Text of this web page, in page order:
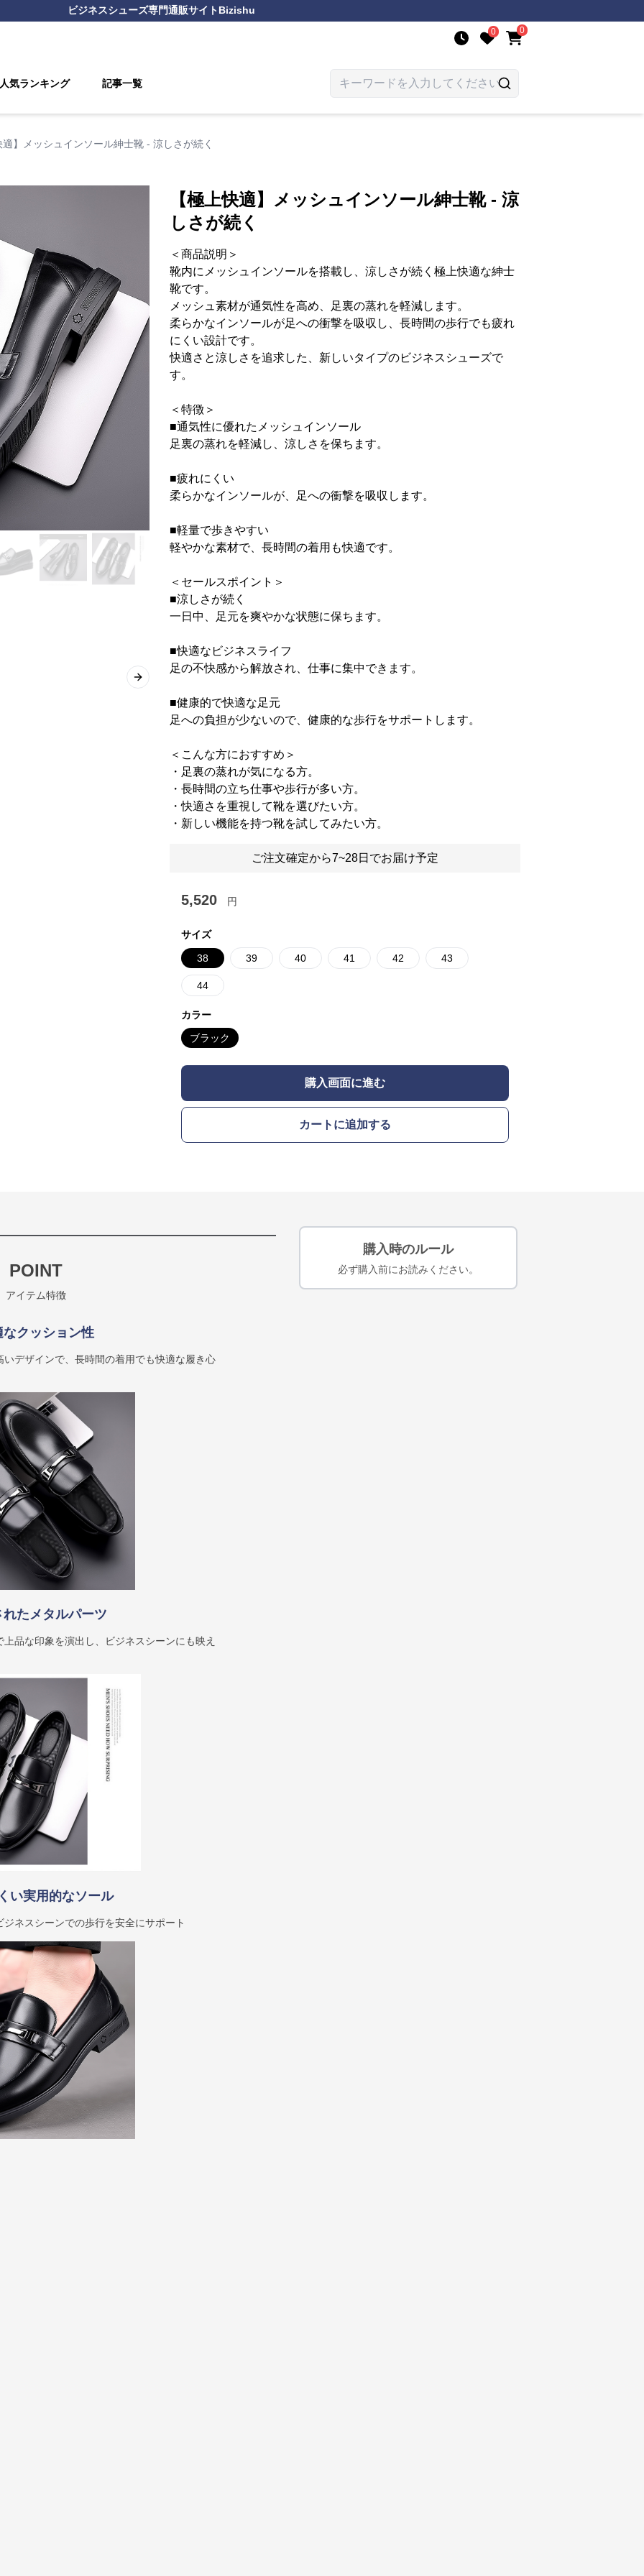
ビジネスシューズ専門通販サイトBizishu
0 0
人気ランキング 記事一覧
適】メッシュインソール紳士靴 - 涼しさが続く
Next slide
【極上快適】メッシュインソール紳士靴 - 涼
しさが続く
＜商品説明＞
靴内にメッシュインソールを搭載し、涼しさが続く極上快適な紳士
靴です。
メッシュ素材が通気性を高め、足裏の蒸れを軽減します。
柔らかなインソールが足への衝撃を吸収し、長時間の歩行でも疲れ
にくい設計です。
快適さと涼しさを追求した、新しいタイプのビジネスシューズで
す。
＜特徴＞
■通気性に優れたメッシュインソール
足裏の蒸れを軽減し、涼しさを保ちます。
■疲れにくい
柔らかなインソールが、足への衝撃を吸収します。
■軽量で歩きやすい
軽やかな素材で、長時間の着用も快適です。
＜セールスポイント＞
■涼しさが続く
一日中、足元を爽やかな状態に保ちます。
■快適なビジネスライフ
足の不快感から解放され、仕事に集中できます。
■健康的で快適な足元
足への負担が少ないので、健康的な歩行をサポートします。
＜こんな方におすすめ＞
・足裏の蒸れが気になる方。
・長時間の立ち仕事や歩行が多い方。
・快適さを重視して靴を選びたい方。
・新しい機能を持つ靴を試してみたい方。
ご注文確定から7~28日でお届け予定
5,520 円
サイズ
38 39 40 41 42 43
44
カラー
ブラック
購入画面に進む
カートに追加する
POINT
アイテム特徴
なクッション性
デザインで、長時間の着用でも快適な履き心
れたメタルパーツ
品な印象を演出し、ビジネスシーンにも映え
い実用的なソール
ネスシーンでの歩行を安全にサポート
購入時のルール
必ず購入前にお読みください。